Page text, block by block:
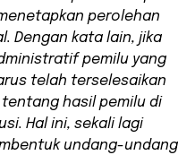
perolehan
Dengan kata lain, jika
pemilu yang
telah terselesaikan
hasil pemilu di
Hal ini, sekali lagi
undang-undang